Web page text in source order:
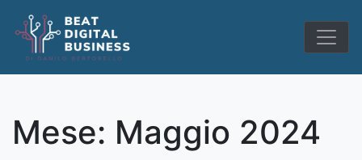
Mese: Maggio 2024